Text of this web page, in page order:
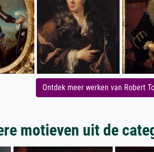
Ontdek meer werken van Robert
motieven uit de